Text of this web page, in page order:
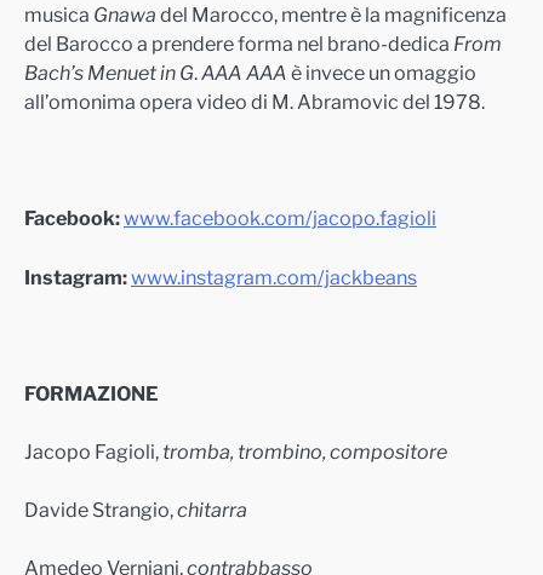
musica Gnawa del Marocco, mentre è la magnificenza
del Barocco a prendere forma nel brano-dedica From
Bach’s Menuet in G.AAA AAA è invece un omaggio
all’omonima opera video di M. Abramovic del 1978.
Facebook:www.facebook.com/jacopo.fagioli
Instagram:www.instagram.com/jackbeans
FORMAZIONE
Jacopo Fagioli, tromba, trombino, compositore
Davide Strangio,chitarra
Amedeo Verniani,contrabbasso